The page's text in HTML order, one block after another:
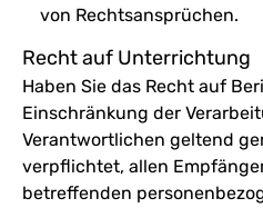
von Rechtsansprüchen.
Recht auf Unterrichtung
Haben Sie das Recht auf
Einschränkung der
Verantwortlichen geltend
verpflichtet, allen
betreffenden